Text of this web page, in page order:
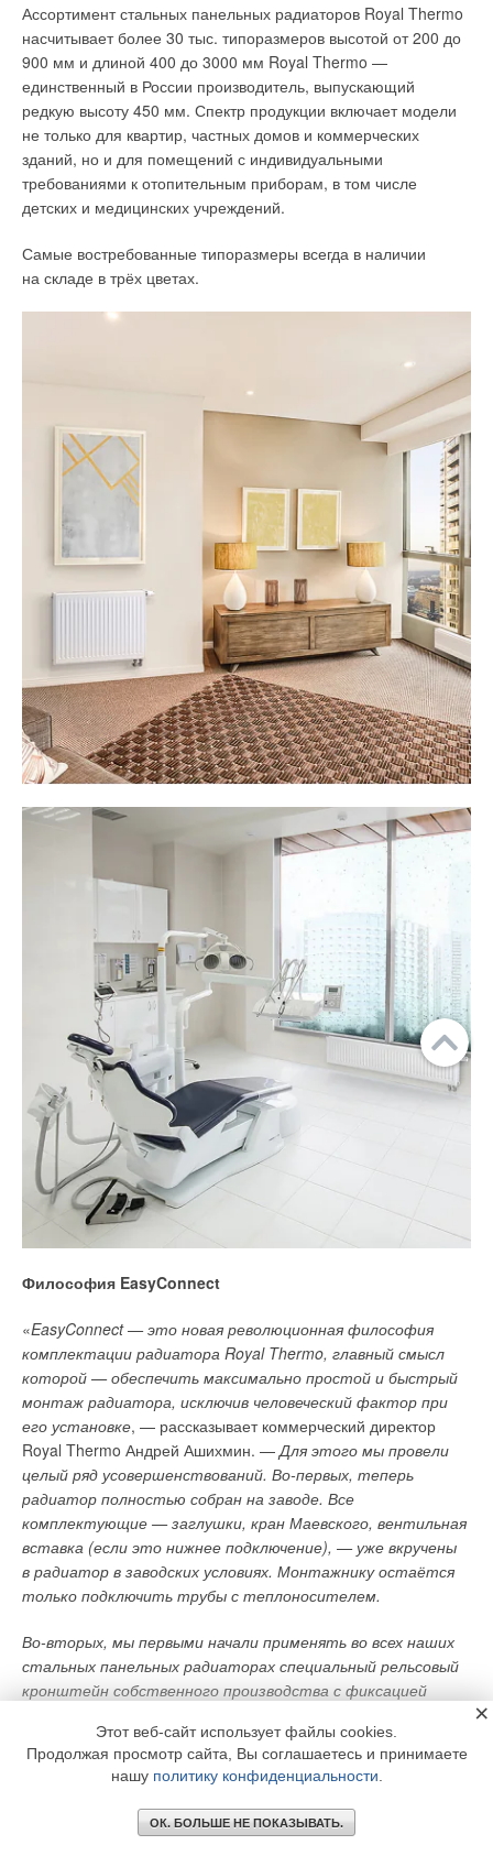
Ассортимент стальных панельных радиаторов Royal Thermo
насчитывает более 30 тыс. типоразмеров высотой от 200 до
900 мм и длиной 400 до 3000 мм Royal Thermo —
единственный в России производитель, выпускающий
редкую высоту 450 мм. Спектр продукции включает модели
не только для квартир, частных домов и коммерческих
зданий, но и для помещений с индивидуальными
требованиями к отопительным приборам, в том числе
детских и медицинских учреждений.
Самые востребованные типоразмеры всегда в наличии
на складе в трёх цветах.
Философия EasyConnect
«EasyConnect — это новая революционная философия
комплектации радиатора Royal Thermo, главный смысл
которой — обеспечить максимально простой и быстрый
монтаж радиатора, исключив человеческий фактор при
его установке, — рассказывает коммерческий директор
Royal Thermo Андрей Ашихмин. — Для этого мы провели
целый ряд усовершенствований. Во-первых, теперь
радиатор полностью собран на заводе. Все
комплектующие — заглушки, кран Маевского, вентильная
вставка (если это нижнее подключение), — уже вкручены
в радиатор в заводских условиях. Монтажнику остаётся
только подключить трубы с теплоносителем.
Во-вторых, мы первыми начали применять во всех наших
стальных панельных радиаторах специальный рельсовый
кронштейн собственного производства с фиксацией
монтажнику буквально «в один клик» закрепить радиатор
на стене. Применение такого кронштейна позволило нам
отказаться от монтажных скоб, которые зачастую
повреждали радиаторы в процессе транспортировки. В
результате нам удалось существенно снизить объём
Этот веб-сайт использует файлы cookies.
Продолжая просмотр сайта, Вы соглашаетесь и принимаете
нашу политику конфиденциальности
ОК. БОЛЬШЕ НЕ ПОКАЗЫВАТЬ.
×